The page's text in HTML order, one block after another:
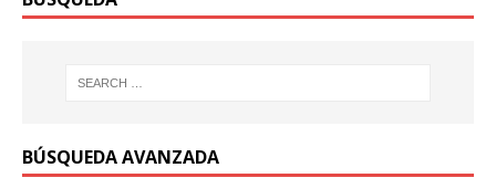
BÚSQUEDA AVANZADA